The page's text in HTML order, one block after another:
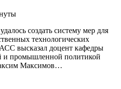
создать систему мер для
технологических
высказал доцент кафедры
и промышленной политикой
Максимов…